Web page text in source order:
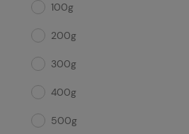
100g
200g
300g
400g
500g